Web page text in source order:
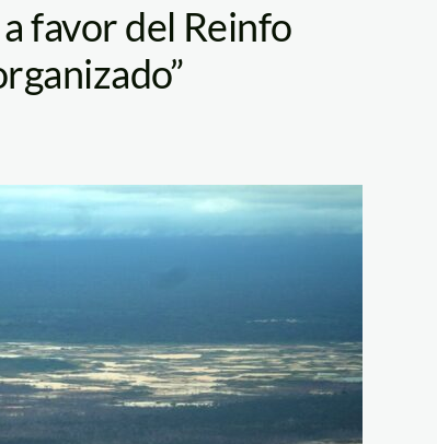
favor del Reinfo